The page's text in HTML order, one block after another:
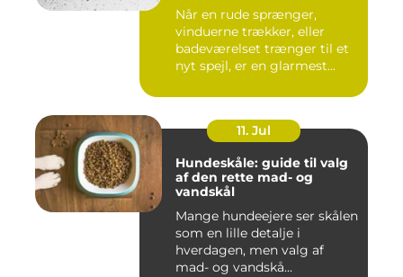
Når en rude sprænger,
vinduerne trækker, eller
badeværelset trænger til et
nyt spejl, er en glarmest...
11. Jul
Hundeskåle: guide til valg
af den rette mad- og
vandskål
Mange hundeejere ser skålen
som en lille detalje i
hverdagen, men valg af
mad- og vandskå...